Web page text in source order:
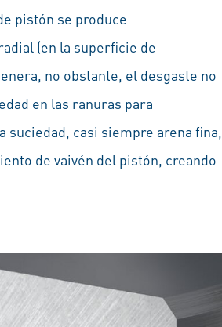
pistón se produce
(en la superficie de
no obstante, el desgaste no
en las ranuras para
suciedad, casi siempre arena fina,
de vaivén del pistón, creando